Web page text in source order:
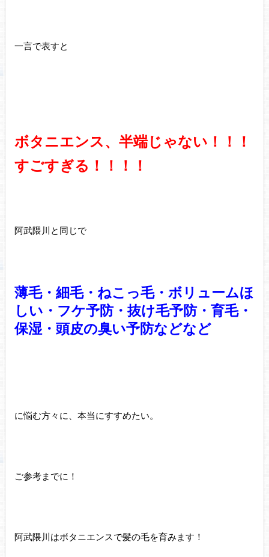
一言で表すと
ボタニエンス、半端じゃない！！！
すごすぎる！！！！
阿武隈川と同じで
薄毛・細毛・ねこっ毛・ボリュームほ
しい・フケ予防・抜け毛予防・育毛・
保湿・頭皮の臭い予防などなど
に悩む方々に、本当にすすめたい。
ご参考までに！
阿武隈川はボタニエンスで髪の毛を育みます！